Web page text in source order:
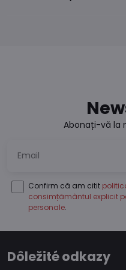
Abonați-vă la
Confirm că am citit
consimțământul explicit
personale.
Dôležité odkazy